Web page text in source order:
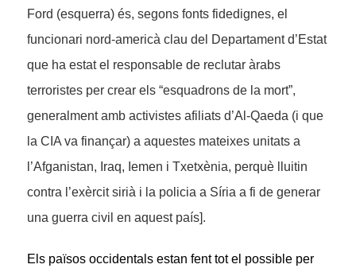
Ford (esquerra) és, segons fonts fidedignes, el
funcionari nord-americà clau del Departament d’Estat
que ha estat el responsable de reclutar àrabs
terroristes per crear els “esquadrons de la mort”,
generalment amb activistes afiliats d’Al-Qaeda (i que
la CIA va finançar) a aquestes mateixes unitats a
l’Afganistan, Iraq, Iemen i Txetxènia, perquè lluitin
contra l’exèrcit sirià i la policia a Síria a fi de generar
una guerra civil en aquest país].
Els països occidentals estan fent tot el possible per